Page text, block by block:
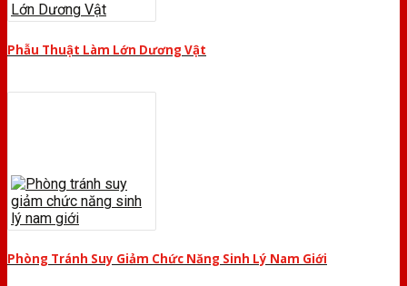
Phẫu Thuật Làm Lớn Dương Vật
Phòng Tránh Suy Giảm Chức Năng Sinh Lý Nam Giới